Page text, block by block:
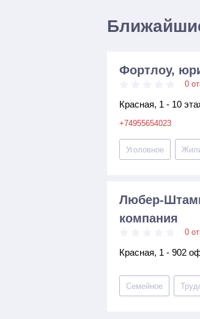
Фортлоу,
0
Красная, 1 - 10
+74955654023
Уголовное
Любер-
компания
0
Красная, 1 - 902
Семейное